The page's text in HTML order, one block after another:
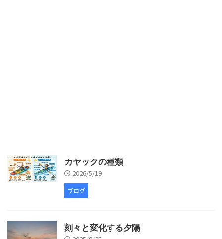
カヤックの種類
2026/5/19
ブログ
刻々と変化する夕陽